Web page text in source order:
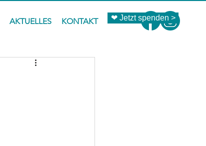
AKTUELLES KONTAKT ❤ Jetzt spenden >